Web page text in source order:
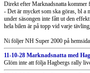
Direkt efter Marknadsnatta kommer
- Det är mycket som ska göras, bl
under säsongen inte fått ut den
hela bilen är på topp vid varje
Ni följer NH Super 2000 på
11-10-28 Marknadsnatta med
Glöm inte att följa Hagbergs rally